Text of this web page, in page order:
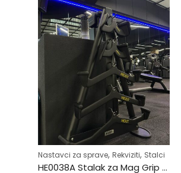
Nastavci za sprave,Rekviziti, Stalci
HE0038A Stalak za Mag Grip nastavke